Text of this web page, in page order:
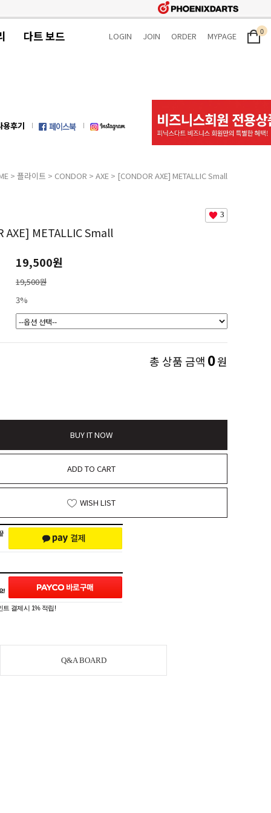
다트 보드 LOGIN JOIN ORDER MYPAGE 0
용후기
> 플라이트 > CONDOR > AXE > [CONDOR AXE] METALLIC Small
3
AXE] METALLIC Small
19,500원
19,500원
3%
총 상품 금액 0원
BUY IT NOW
ADD TO CART
WISH LIST
트 결제시 1% 적립!
Q&A BOARD